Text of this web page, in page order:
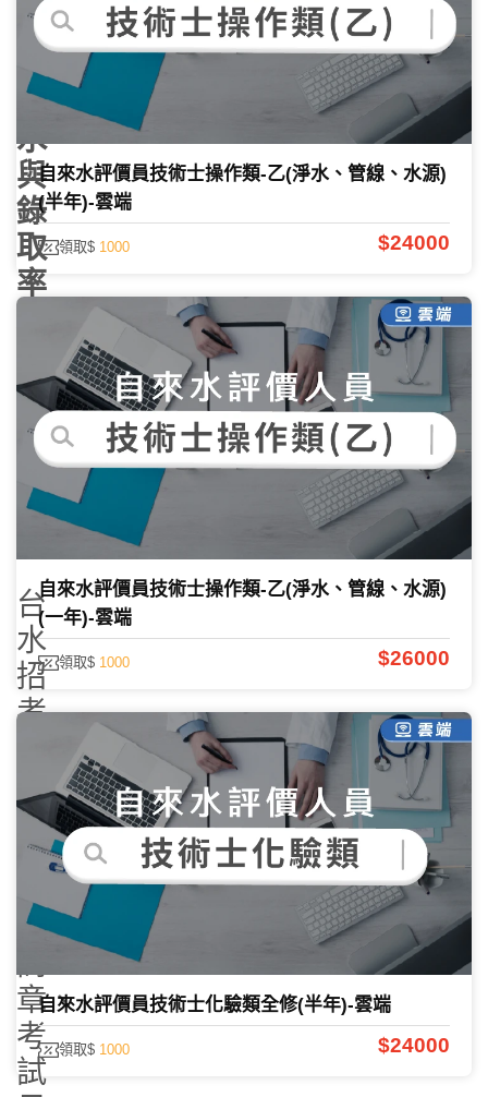
科
目、
薪
水
與
錄
取
率
課程諮詢
2026-
07-14
285597
台
水
招
考
2026
完
整
指
｜
章、
考
試
自來水評價員技術士操作類-乙(淨水、管線、水源)
(半年)-雲端
領取$ 1000 $24000
自來水評價員技術士操作類-乙(淨水、管線、水源)
(一年)-雲端
領取$ 1000 $26000
自來水評價員技術士化驗類全修(半年)-雲端
領取$ 1000 $24000